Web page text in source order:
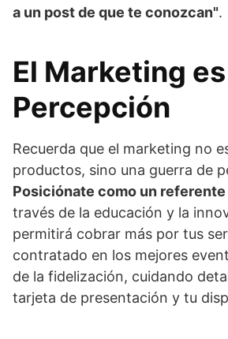
a un post de que te conozcan".
El Marketing es
Percepción
Recuerda que el marketing no
productos, sino una guerra de
Posiciónate como un referente
través de la educación y la
permitirá cobrar más por tus
contratado en los mejores
de la fidelización, cuidando
tarjeta de presentación y tu